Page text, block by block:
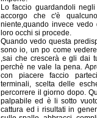
Lo faccio guardandoli
accorgo che c'è
niente,quando invece
loro occhi si procede.
Quando vedo questa
sono io, un po come
,sai che crescerà e gli dai
perchè ne vale la pena.
con piacere faccio
terminali, scelta delle
percorrere il giorno dopo.
palpabile ed è li sotto
cattura ed i risultati in